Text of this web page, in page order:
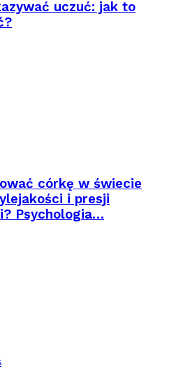
uczuć: jak to
córkę w świecie
i presji
Psychologia…